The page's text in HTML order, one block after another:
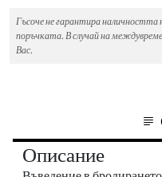
Гъсоче не гарантира
поръчката. В случай на
Вас.
Описание